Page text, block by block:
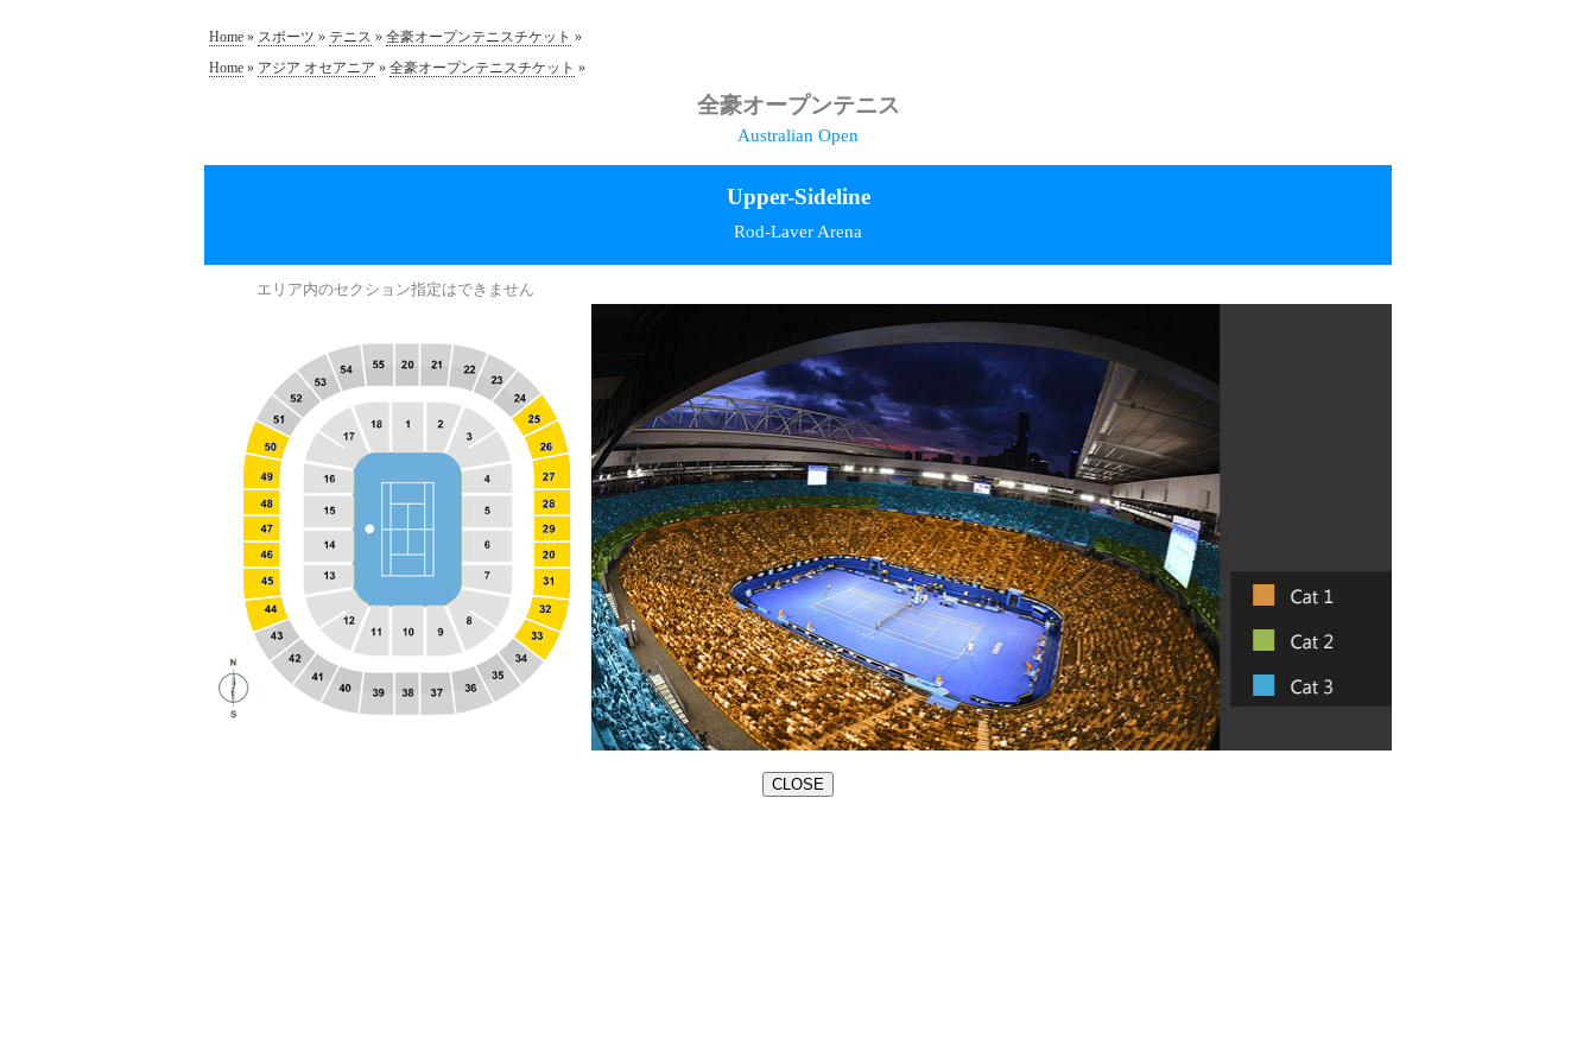
Home » スポーツ » テニス » 全豪オープンテニスチケット »
Home » アジア オセアニア » 全豪オープンテニスチケット »
全豪オープンテニス
Australian Open
Upper-Sideline
Rod-Laver Arena
エリア内のセクション指定はできません